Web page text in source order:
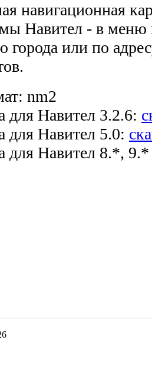
навигационная
Навител - в
города или по
nm2
для Навител 3.2.6:
для Навител 5.0:
для Навител 8.*,